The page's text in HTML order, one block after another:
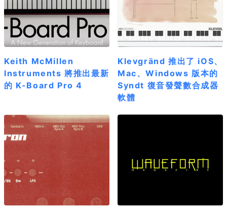
Keith McMillen
Instruments 將推出最新
的 K-Board Pro 4
Klevgränd 推出了 iOS、
Mac、Windows 版本的
Syndt 復音發聲數合成器
軟體